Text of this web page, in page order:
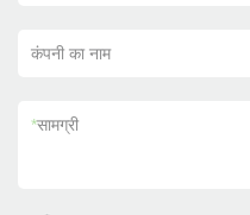
कंपनी का नाम
*सामग्री